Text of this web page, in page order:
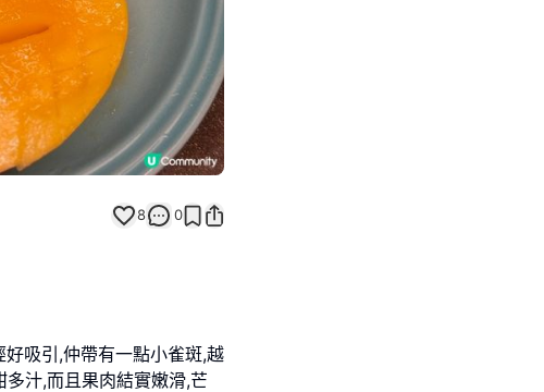
8 0
吸引,仲帶有一點小雀斑,越
汁,而且果肉結實嫩滑,芒